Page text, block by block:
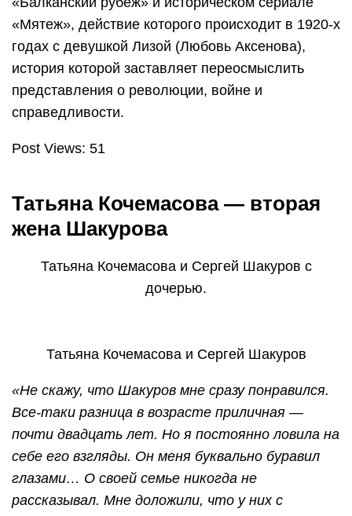
«Мятеж», действие которого происходит в 1920-х
годах с девушкой Лизой (Любовь Аксенова),
история которой заставляет переосмыслить
представления о революции, войне и
справедливости.
Post Views: 51
Татьяна Кочемасова — вторая
жена Шакурова
Татьяна Кочемасова и Сергей Шакуров с
дочерью.
Татьяна Кочемасова и Сергей Шакуров
«Не скажу, что Шакуров мне сразу понравился.
Все-таки разница в возрасте приличная —
почти двадцать лет. Но я постоянно ловила на
себе его взгляды. Он меня буквально буравил
глазами… О своей семье никогда не
рассказывал. Мне доложили, что у них с